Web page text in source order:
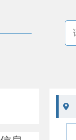
